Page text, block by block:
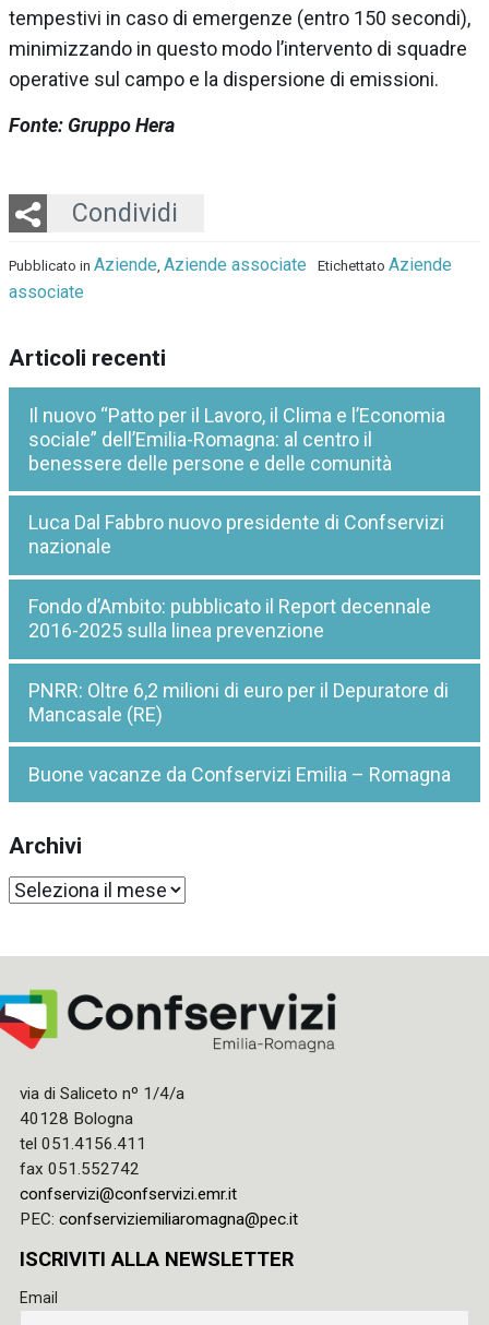
tempestivi in caso di emergenze (entro 150 secondi),
minimizzando in questo modo l’intervento di squadre
operative sul campo e la dispersione di emissioni.
Fonte: Gruppo Hera
Condividi
Twitter
LinkedIn
Email
Whatsapp
Pubblicato in Aziende, Aziende associate Etichettato Aziende
associate
Articoli recenti
Il nuovo “Patto per il Lavoro, il Clima e l’Economia
sociale” dell’Emilia-Romagna: al centro il
benessere delle persone e delle comunità
Luca Dal Fabbro nuovo presidente di Confservizi
nazionale
Fondo d’Ambito: pubblicato il Report decennale
2016-2025 sulla linea prevenzione
PNRR: Oltre 6,2 milioni di euro per il Depuratore di
Mancasale (RE)
Buone vacanze da Confservizi Emilia – Romagna
Archivi
Archivi
via di Saliceto nº 1/4/a
40128 Bologna
tel 051.4156.411
fax 051.552742
confservizi@confservizi.emr.it
PEC: confserviziemiliaromagna@pec.it
ISCRIVITI ALLA NEWSLETTER
Email